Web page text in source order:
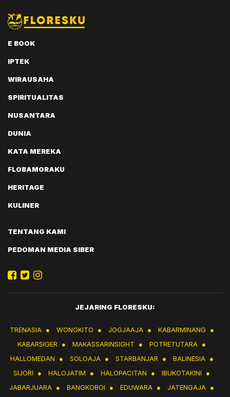
E BOOK
IPTEK
WIRAUSAHA
SPIRITUALITAS
NUSANTARA
DUNIA
KATA MEREKA
FLOBAMORAKU
HERITAGE
KULINER
TENTANG KAMI
PEDOMAN MEDIA SIBER
JEJARING FLORESKU:
TRENASIA ● WONGKITO ● JOGJAAJA ● KABARMINANG
●
KABARSIGER
● MAKASSARINSIGHT ● POTRETUTARA ●
HALLOMEDAN
● SOLOAJA ● STARBANJAR ● BALINESIA ●
SIJORI
● HALOJATIM ● HALOPACITAN ● IBUKOTAKINI
●
JABARJUARA ● BANGKOBOI ● EDUWARA ● JATENGAJA ●